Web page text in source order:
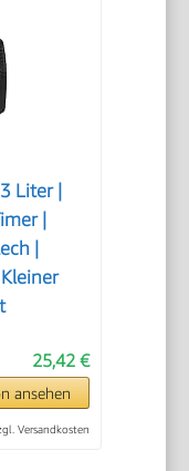
Liter |
|
|
25,42 €
ansehen
Versandkosten